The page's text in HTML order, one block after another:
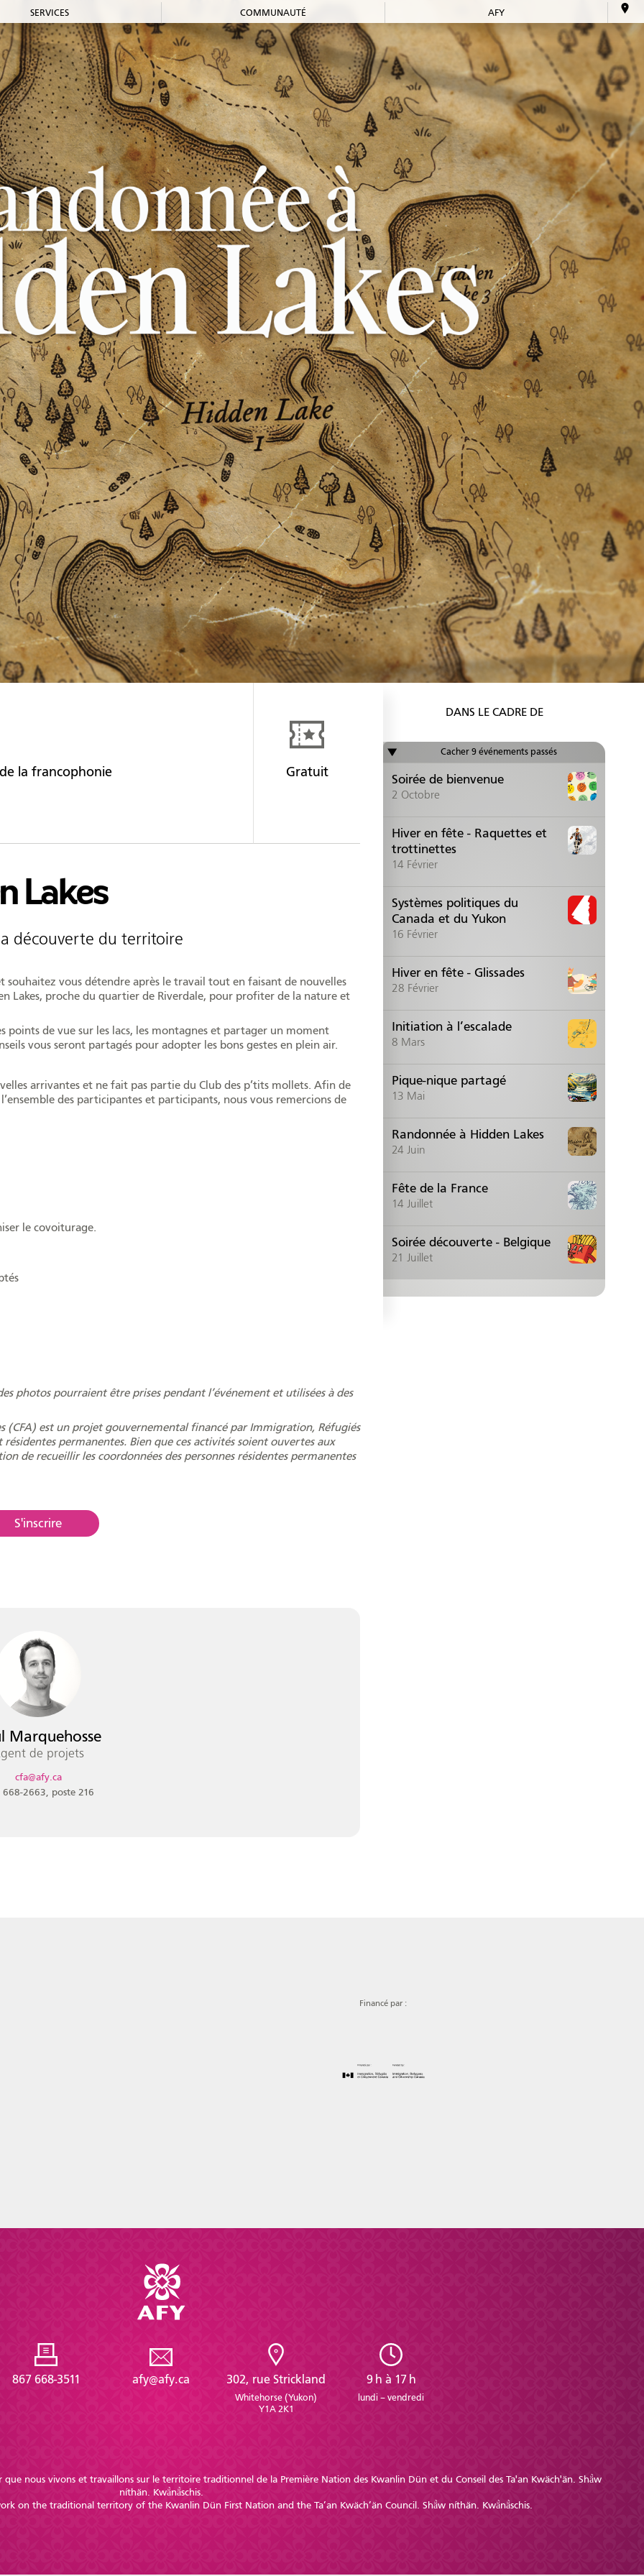
SERVICES COMMUNAUTÉ AFY
SERVICES
Accueil et aide à
l'établissement
Aide à l’emploi
Appui
au recrutement
Formation
Entrepreneuriat
Justice
Arts et culture
Bénévolat
Jeunesse
50 ans +
Soutien à
domicile
Location
d'équipement
Tourisme
AFY
Devenir membre
Équipe CA À propos Carrière
Nouvelles Communiqués Publications
Projets
spéciaux
Partenaires
financiers
Centre de la
francophonie
Médias
9
2 Octobre
Soirée de bienvenue
14 Février
Hiver en fête - Raquettes et
trottinettes
16 Février
Systèmes politiques du
Canada et du Yukon
28 Février
Hiver en fête - Glissades
8 Mars
Initiation à l’escalade
13 Mai
Pique-nique partagé
24 Juin
Randonnée à Hidden Lakes
14 Juillet
Fête de la France
21 Juillet
Soirée découverte - Belgique
la francophonie Gratuit
Lakes
découverte du territoire
souhaitez vous détendre après le travail tout en faisant de nouvelles
Lakes, proche du quartier de Riverdale, pour profiter de la nature et
points de vue sur les lacs, les montagnes et partager un moment
vous seront partagés pour adopter les bons gestes en plein air.
arrivantes et ne fait pas partie du Club des p’tits mollets. Afin de
des participantes et participants, nous vous remercions de
le covoiturage.
photos pourraient être prises pendant l’événement et utilisées à des
(CFA) est un projet gouvernemental financé par Immigration, Réfugiés
permanentes. Bien que ces activités soient ouvertes aux
de recueillir les coordonnées des personnes résidentes permanentes
S'inscrire
Marquehosse
de projets
cfa@afy.ca
668-2663
216
Financé par :
867 668-3511 afy@afy.ca 302, rue Strickland
Whitehorse (Yukon)
Y1A 2K1
9 h à 17 h
lundi – vendredi
que nous vivons et travaillons sur le territoire traditionnel de la Première Nation des Kwanlin Dün et du Conseil des Ta'an Kwäch'än. Shä̀w
níthän. Kwä̀nä̀schis.
on the traditional territory of the Kwanlin Dün First Nation and the Ta’an Kwäch’än Council. Shä̀w níthän. Kwä̀nä̀schis.